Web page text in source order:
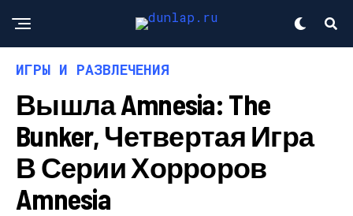
ИГРЫ И РАЗВЛЕЧЕНИЯ
Вышла Amnesia: The
Bunker, Четвертая Игра
В Серии Хорроров
Amnesia